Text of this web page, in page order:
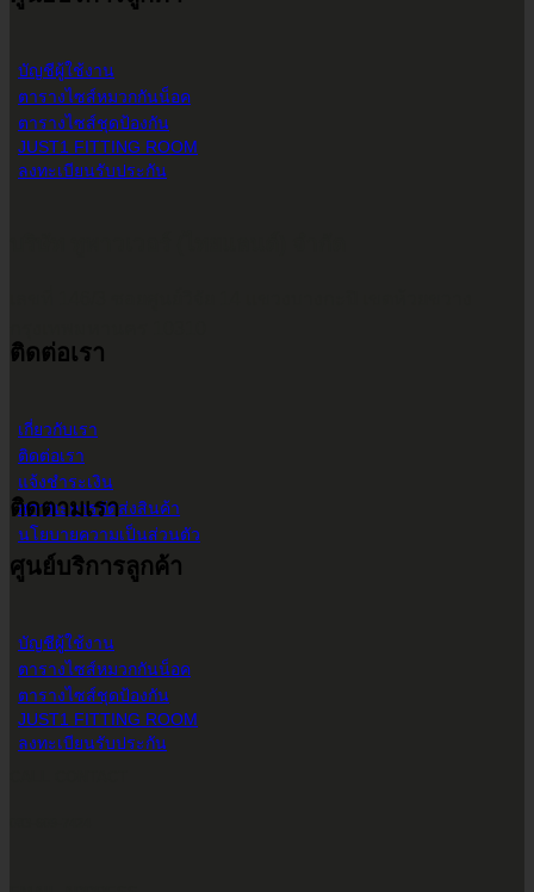
บัญชีผู้ใช้งาน
ตารางไซส์หมวกกันน็อค
ตารางไซส์ชุดป้องกัน
JUST1 FITTING ROOM
ลงทะเบียนรับประกัน
ติดต่อเรา
เกี่ยวกับเรา
ติดต่อเรา
แจ้งชำระเงิน
สถานะการจัดส่งสินค้า
นโยบายความเป็นส่วนตัว
ติดตามเรา
ศูนย์บริการลูกค้า
บัญชีผู้ใช้งาน
ตารางไซส์หมวกกันน็อค
ตารางไซส์ชุดป้องกัน
JUST1 FITTING ROOM
ลงทะเบียนรับประกัน